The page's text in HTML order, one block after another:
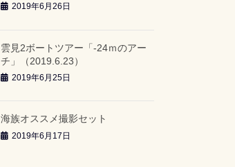
2019年6月26日
雲見2ボートツアー「-24ｍのアー
チ」（2019.6.23）
2019年6月25日
海族オススメ撮影セット
2019年6月17日